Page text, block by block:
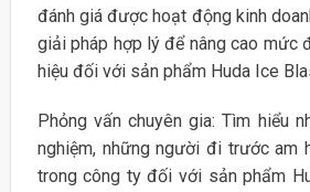
đánh giá được hoạt động kinh
giải pháp hợp lý để nâng cao mức
hiệu đối với sản phẩm Huda Ice
Phỏng vấn chuyên gia: Tìm hiểu
nghiệm, những người đi trước am
trong công ty đối với sản phẩm